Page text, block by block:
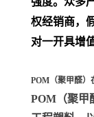
权经销商，
对一开具增
POM（聚甲醛）
POM（聚甲